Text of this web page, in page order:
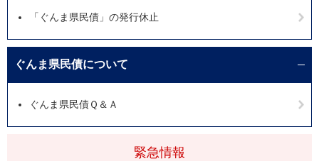
緊急情報
「ぐんま県民債」の発行休止
ぐんま県民債について
ぐんま県民債Ｑ＆Ａ